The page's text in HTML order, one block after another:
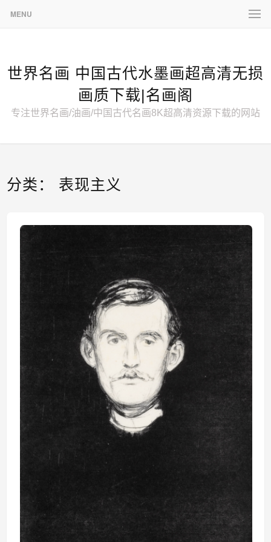
MENU
世界名画 中国古代水墨画超高清无损
画质下载|名画阁
专注世界名画/油画/中国古代名画8K超高清资源下载的网站
分类： 表现主义